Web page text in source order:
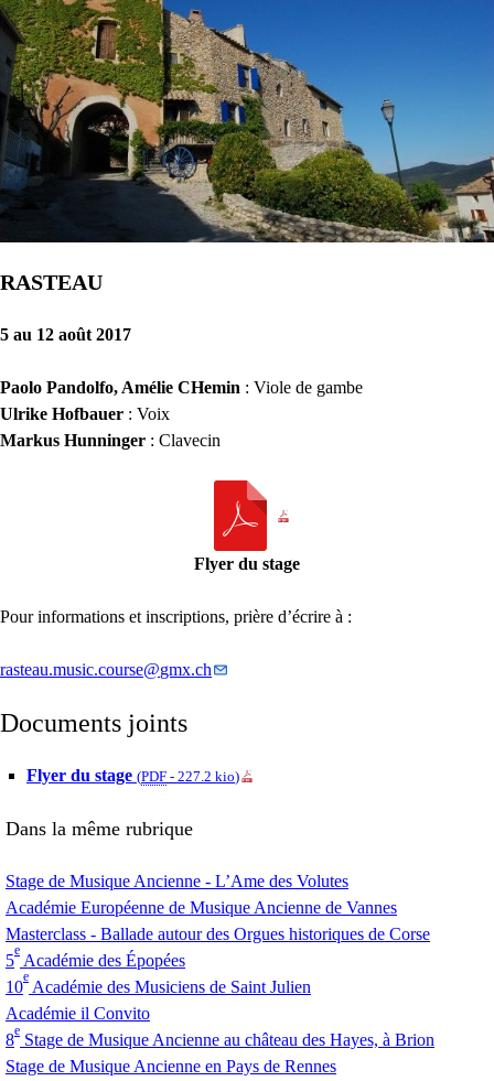
RASTEAU
5 au 12 août 2017
Paolo Pandolfo, Amélie CHemin : Viole de gambe
Ulrike Hofbauer : Voix
Markus Hunninger : Clavecin
Flyer du stage
Pour informations et inscriptions, prière d’écrire à :
rasteau.music.course@gmx.ch
Documents joints
Flyer du stage (PDF - 227.2 kio)
Dans la même rubrique
Stage de Musique Ancienne - L’Ame des Volutes
Académie Européenne de Musique Ancienne de Vannes
Masterclass - Ballade autour des Orgues historiques de Corse
5
e
Académie des Épopées
10
e
Académie des Musiciens de Saint Julien
Académie il Convito
8
e
Stage de Musique Ancienne au château des Hayes, à Brion
Stage de Musique Ancienne en Pays de Rennes